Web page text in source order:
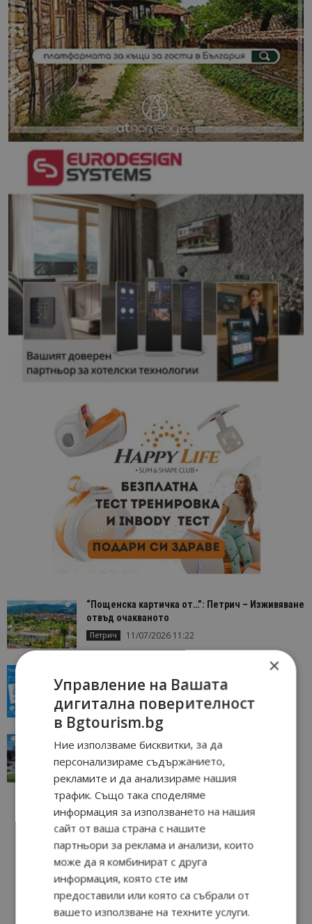
“Пощенска картичка от…”: Петрич – Изживяване
отвъд очакваното
Петрич 11/07/2026 11:22
“Пощенска картичка от…”: Пловдив, градът на
всички времена
Пловдив 23/06/2026 10:00
традициите, културата и вдъхновяващите...
Перник 17/06/2026 09:01
×
Управление на Вашата
дигитална поверителност
в Bgtourism.bg
Ние използваме бисквитки, за да
персонализираме съдържанието,
рекламите и да анализираме нашия
трафик. Също така споделяме
информация за използването на нашия
сайт от ваша страна с нашите
партньори за реклама и анализи, които
може да я комбинират с друга
информация, която сте им
предоставили или която са събрали от
вашето използване на техните услуги.